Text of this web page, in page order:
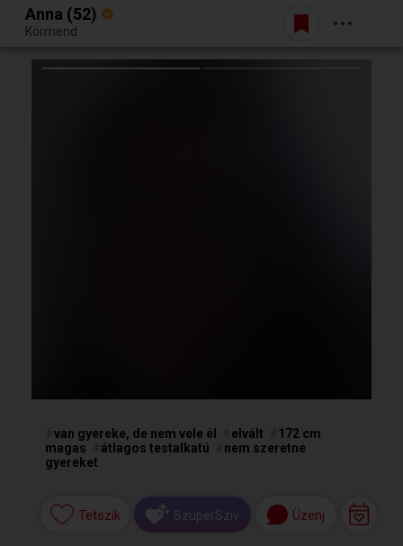
Egy jó randiból bármi lehet.
Belépés
Anna (52)
Körmend
van gyereke, de nem vele él elvált
172 cm
magas
átlagos testalkatú
nem szeretne
gyereket
Tetszik SzuperSzív Üzenj